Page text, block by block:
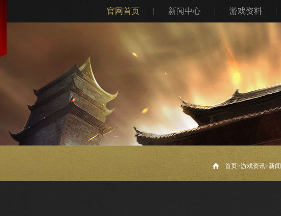
官网首页 新闻中心 游戏资料
首页>游戏资讯>新闻